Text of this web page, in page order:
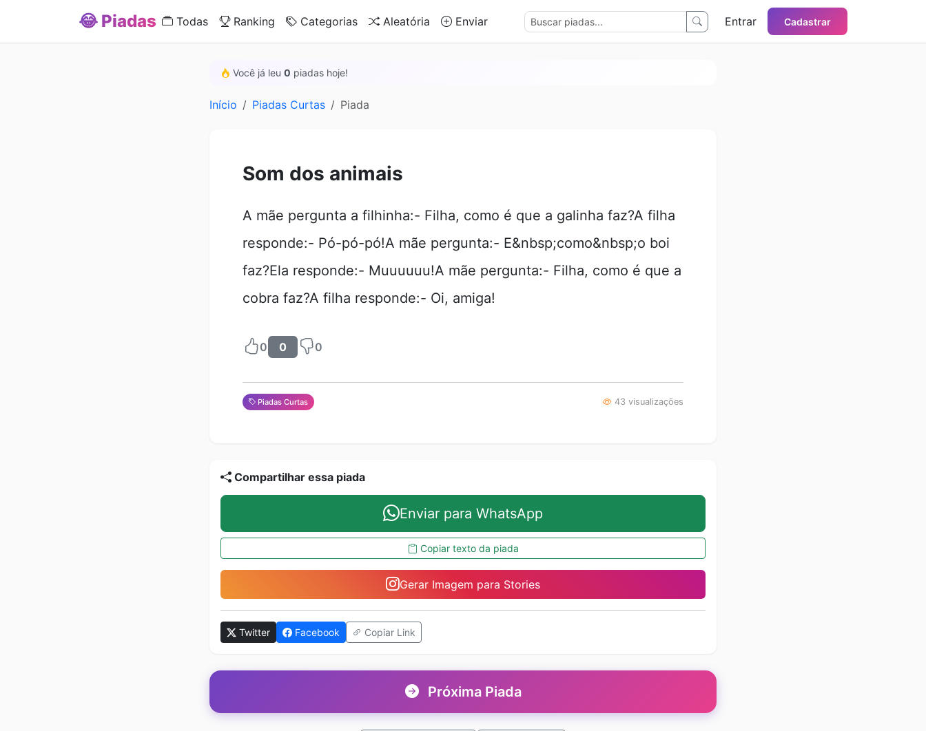
😂 Piadas Todas Ranking Categorias Aleatória Enviar Entrar Cadastrar
Você já leu 0 piadas hoje!
Início Piadas Curtas Piada
Som dos animais
A mãe pergunta a filhinha:- Filha, como é que a galinha faz?A filha
responde:- Pó-pó-pó!A mãe pergunta:- E&nbsp;como&nbsp;o boi
faz?Ela responde:- Muuuuuu!A mãe pergunta:- Filha, como é que a
cobra faz?A filha responde:- Oi, amiga!
0 0 0
Piadas Curtas 43 visualizações
Compartilhar essa piada
Enviar para WhatsApp
Copiar texto da piada
Gerar Imagem para Stories
Twitter Facebook Copiar Link
Próxima Piada